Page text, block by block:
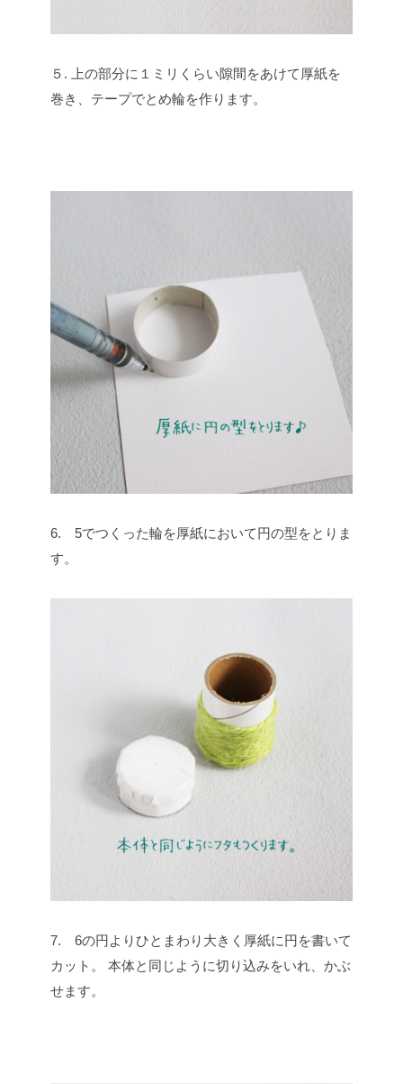
５. 上の部分に１ミリくらい隙間をあけて厚紙を
巻き、テープでとめ輪を作ります。
6. 5でつくった輪を厚紙において円の型をとりま
す。
7. 6の円よりひとまわり大きく厚紙に円を書いて
カット。
本体と同じように切り込みをいれ、かぶ
せます。